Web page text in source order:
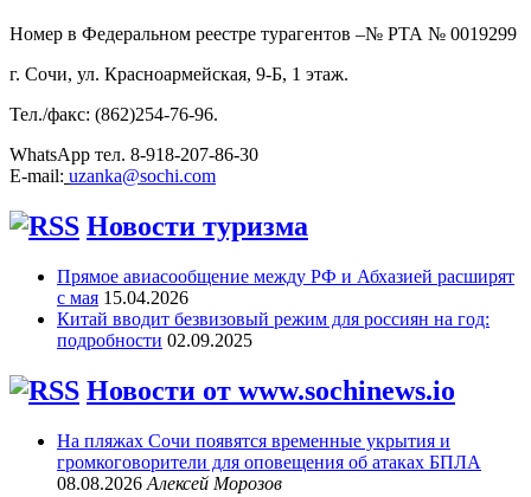
Номер в Федеральном реестре турагентов –№ РТА № 0019299
г. Сочи, ул. Красноармейская, 9-Б, 1 этаж.
Тел./факс: (862)254-76-96.
WhatsApp тел. 8-918-207-86-30
E-mail: uzanka@sochi.com
Новости туризма
Прямое авиасообщение между РФ и Абхазией расширят
с мая 15.04.2026
Китай вводит безвизовый режим для россиян на год:
подробности 02.09.2025
Новости от www.sochinews.io
На пляжах Сочи появятся временные укрытия и
громкоговорители для оповещения об атаках БПЛА
08.08.2026 Алексей Морозов